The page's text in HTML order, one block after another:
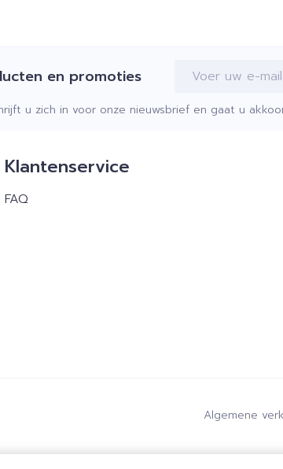
en promoties E-mail adres
u zich in voor onze nieuwsbrief en gaat u
Klantenservice
FAQ
Algemene